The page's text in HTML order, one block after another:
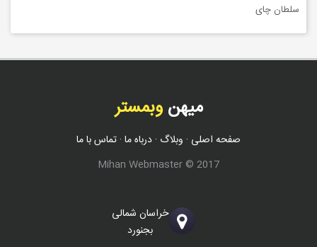
سلطان چای
میهنوبمستر
صفحه اصلی · وبلاگ · درباه ما · تماس با ما
Mihan Webmaster © 2017
خراسان شمالی
بجنورد